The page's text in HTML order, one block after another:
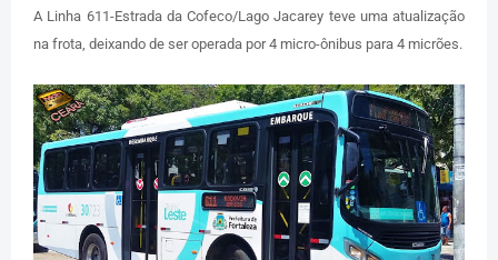
A Linha 611-Estrada da Cofeco/Lago Jacarey teve uma atualização
na frota, deixando de ser operada por 4 micro-ônibus para 4 micrões.